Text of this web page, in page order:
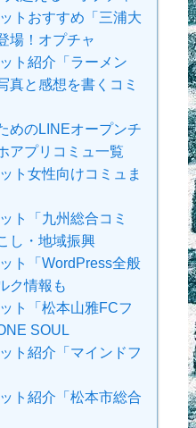
トおすすめ「三浦大
場！オプチャ
ト紹介「ラーメン
真と感想を書くコミ
めのLINEオープンチ
アプリコミュ一覧
ト女性向けコミュま
ト「九州総合コミ
し・地域振興
ト「WordPress全般
ク情報も
ト「松本山雅FCフ
SOUL
ト紹介「マインドフ
ト紹介「松本市総合